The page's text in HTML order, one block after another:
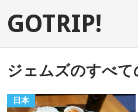
GOTRIP!
ジェムズのすべて
日本